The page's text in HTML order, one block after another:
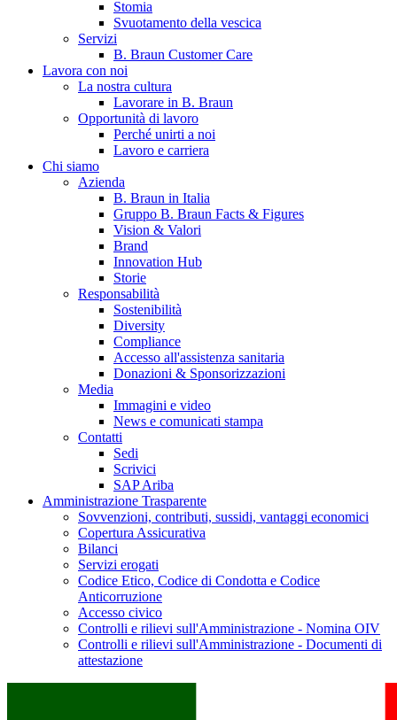
B. Braun in Italia
Scopri chi siamo ed entra nel mondo di B. Braun in Italia: 4
sedi, 4 aziende, più di 700 dipendenti e un Centro di
Eccellenza a livello globale.
Stomia
Svuotamento della vescica
Servizi
B. Braun Customer Care
Lavora con noi
La nostra cultura
Lavorare in B. Braun
Opportunità di lavoro
Perché unirti a noi
Lavoro e carriera
Chi siamo
Azienda
B. Braun in Italia
Gruppo B. Braun Facts & Figures
Vision & Valori
Brand
Innovation Hub
Storie
Responsabilità
Sostenibilità
Diversity
Compliance
Accesso all'assistenza sanitaria
Donazioni & Sponsorizzazioni
Media
Immagini e video
News e comunicati stampa
Contatti
Sedi
Scrivici
SAP Ariba
Amministrazione Trasparente
Sovvenzioni, contributi, sussidi, vantaggi economici
Copertura Assicurativa
Bilanci
Servizi erogati
Codice Etico, Codice di Condotta e Codice
Anticorruzione
Accesso civico
Controlli e rilievi sull'Amministrazione - Nomina OIV
Controlli e rilievi sull'Amministrazione - Documenti di
attestazione